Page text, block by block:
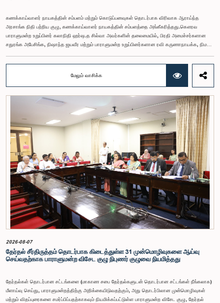
கணக்காய்வாளர் நாயகத்தின் சம்பளம் மற்றும் கொடுப்பனவுகள் தொடர்பாக விரிவாக ஆராய்ந்த
அரசாங்க நிதி பற்றிய குழு, கணக்காய்வாளர் நாயகத்தின் சம்பளத்தை அங்கீகரித்தது.கௌரவ
பாராளுமன்ற உறுப்பினர் கலாநிதி ஹர்ஷ.த சில்வா அவர்களின் தலைமையில், பிரதி அமைச்சர்களான
சதுரங்க அபேசிங்க, நிஷாந்த ஜயவீர மற்றும் பாராளுமன்ற உறுப்பினர்களான ரவி கருணாநாயக்க, நிமல்
நிதி பற்றிய குழுக் கூட்டத்திலேயே இந்த அங்கீகாரம் வழங்கப்பட்டது.இலங்கை ஜனநாயக சோசலிசக்
குடியரசின் அரசியலமைப்பின் 153(2) ஆம் உறுப்புரையின் பிரகாரம், கணக்காய்வாளர் நாயகத்தின்
சம்பளம் தொடர்பான பிரேரணை குழுவின் கவனத்திற்கு கொண்டு வரப்பட்டது.இதன்போது,
கணக்காய்வாளர் நாயகத்தின் பொறுப்புகள், அரச நிதி மேற்பார்வை மற்றும் கணக்காய்வுத் துறையின்
சுயாதீனத் தன்மை உள்ளிட்ட விடயங்களை கருத்தில் கொண்டு, சம்பள மட்டம் தொடர்பாக குழுத்
தலைவர் உள்ளிட்ட உறுப்பினர்கள் தமது கருத்துகளையும் பரிந்துரைகளையும் முன்வைத்தனர்.மேலும்,
அரசியலமைப்பின் 170 ஆம் உறுப்புரையின் பிரகாரம், கணக்காய்வாளர் நாயகம் ஒரு அரசாங்க ஊழியர்
அல்ல என்பதையும், நடைமுறையில் உள்ள அரசாங்க சம்பள அளவுகோலுக்கு வெளியே இப்பதவிக்கான
சம்பளத்தை விசேடமாக பரிசீலிக்க முடியும் என்பதையும் குழு சுட்டிக்காட்டியது.முன்மொழியப்பட்ட சம்பளத்
தொகை, முன்னர் பதவி வகித்த கணக்காய்வாளர் நாயகங்களின் சம்பளங்களையும் கருத்தில் கொண்டு
நிர்ணயிக்கப்பட்டதாக அதிகாரிகள் தெரிவித்தனர். இதற்கு முன்னர், சம்பளங்கள் மற்றும் பணியாளர்
ஆணைக்குழுவே இத்தகைய சம்பளங்களை நிர்ணயித்து வந்த போதிலும், தற்போது அத்தகைய
ஆணைக்குழு இல்லையெனவும் அதிகாரிகள் குறிப்பிட்டனர்.கணக்காய்வாளர் நாயகத்திற்கான
முன்மொழியப்பட்ட சம்பள மட்டத்தை குழு அங்கீகரித்திருந்தாலும், அப்பதவிக்கு வழங்கப்பட்டுள்ள
பொறுப்புகள் மற்றும் கடமைகளின் முக்கியத்துவத்தை கருத்தில் கொண்டு, அந்தச் சம்பளம் மேலும்
உயர்ந்த மட்டத்தில் இருக்க வேண்டும் என்ற கருத்தை குழுத் தலைவர் உள்ளிட்ட உறுப்பினர்கள்
முன்வைத்தனர்.அதன்படி, எதிர்காலத்தில் இச்சம்பள மட்டம் தொடர்பாக மேலும் கவனம் செலுத்தி
தேவையான தீர்மானங்கள் எடுக்கப்பட வேண்டியதன் அவசியம் குழுவில் வலியுறுத்தப்பட்டது. மேலும்,
நிரந்தரமானதும் சுயாதீனமானதுமான சம்பள மற்றும் பணியாளர் ஆணைக்குழுவை நிறுவுவதற்கான
யோசனையையும் குழுத் தலைவர் முன்வைத்தார்.
மேலும் வாசிக்க
2026-08-07
தேர்தல் சீர்திருத்தம் தொடர்பாக கிடைத்துள்ள 31 முன்மொழிவுகளை ஆய்வு
செய்வதற்காக பாராளுமன்ற விசேட குழு நிபுணர் குழுவை நியமித்தது
தேர்தல்கள் தொடர்பான சட்டங்களை (மாகாண சபை தேர்தல்களுடன் தொடர்பான சட்டங்கள் நீங்கலாக)
மீளாய்வு செய்து, பாராளுமன்றத்திற்கு அறிக்கையிடுவதற்கும், அது தொடர்பிலான முன்மொழிவுகள்
மற்றும் விதப்புரைகளை சமர்ப்பிப்பதற்காகவும் நியமிக்கப்பட்டுள்ள பாராளுமன்ற விசேட குழு, தேர்தல்